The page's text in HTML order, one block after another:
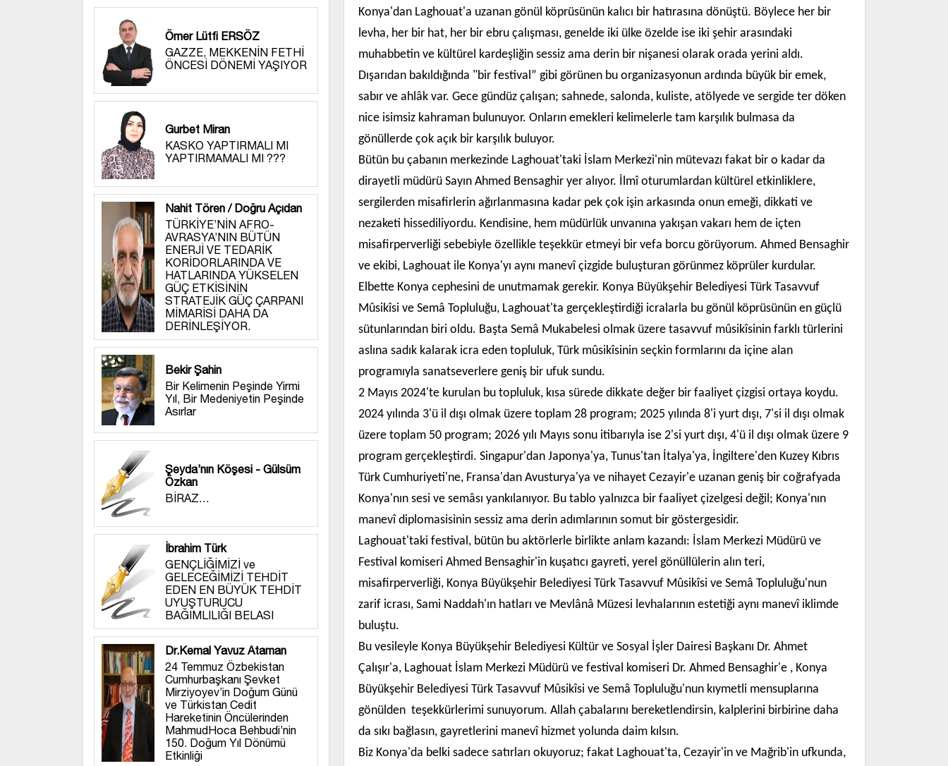
Ömer Lütfi ERSÖZ
GAZZE, MEKKENİN FETHİ
ÖNCESİ DÖNEMİ YAŞIYOR
Gurbet Miran
KASKO YAPTIRMALI MI
YAPTIRMAMALI MI ???
Nahit Tören / Doğru Açıdan
TÜRKİYE’NİN AFRO-
AVRASYA’NIN BÜTÜN
ENERJİ VE TEDARİK
KORİDORLARINDA VE
HATLARINDA YÜKSELEN
GÜÇ ETKİSİNİN
STRATEJİK GÜÇ ÇARPANI
MİMARİSİ DAHA DA
DERİNLEŞİYOR.
Bekir Şahin
Bir Kelimenin Peşinde Yirmi
Yıl, Bir Medeniyetin Peşinde
Asırlar
Şeyda’nın Köşesi - Gülsüm
Özkan
BİRAZ…
İbrahim Türk
GENÇLİĞİMİZİ ve
GELECEĞİMİZİ TEHDİT
EDEN EN BÜYÜK TEHDİT
UYUŞTURUCU
BAĞIMLILIĞI BELASI
Dr.Kemal Yavuz Ataman
24 Temmuz Özbekistan
Cumhurbaşkanı Şevket
Mirziyoyev’in Doğum Günü
ve Türkistan Cedit
Hareketinin Öncülerinden
MahmudHoca Behbudi’nin
150. Doğum Yıl Dönümü
Etkinliği
Konya'dan Laghouat'a uzanan gönül köprüsünün kalıcı bir hatırasına dönüştü. Böylece her bir
levha, her bir hat, her bir ebru çalışması, genelde iki ülke özelde ise iki şehir arasındaki
muhabbetin ve kültürel kardeşliğin sessiz ama derin bir nişanesi olarak orada yerini aldı.
Dışarıdan bakıldığında "bir festival” gibi görünen bu organizasyonun ardında büyük bir emek,
sabır ve ahlâk var. Gece gündüz çalışan; sahnede, salonda, kuliste, atölyede ve sergide ter döken
nice isimsiz kahraman bulunuyor. Onların emekleri kelimelerle tam karşılık bulmasa da
gönüllerde çok açık bir karşılık buluyor.
Bütün bu çabanın merkezinde Laghouat'taki İslam Merkezi'nin mütevazı fakat bir o kadar da
dirayetli müdürü Sayın Ahmed Bensaghir yer alıyor. İlmî oturumlardan kültürel etkinliklere,
sergilerden misafirlerin ağırlanmasına kadar pek çok işin arkasında onun emeği, dikkati ve
nezaketi hissediliyordu. Kendisine, hem müdürlük unvanına yakışan vakarı hem de içten
misafirperverliği sebebiyle özellikle teşekkür etmeyi bir vefa borcu görüyorum. Ahmed Bensaghir
ve ekibi, Laghouat ile Konya'yı aynı manevî çizgide buluşturan görünmez köprüler kurdular.
Elbette Konya cephesini de unutmamak gerekir. Konya Büyükşehir Belediyesi Türk Tasavvuf
Mûsikîsi ve Semâ Topluluğu, Laghouat'ta gerçekleştirdiği icralarla bu gönül köprüsünün en güçlü
sütunlarından biri oldu. Başta Semâ Mukabelesi olmak üzere tasavvuf mûsikîsinin farklı türlerini
aslına sadık kalarak icra eden topluluk, Türk mûsikîsinin seçkin formlarını da içine alan
programıyla sanatseverlere geniş bir ufuk sundu.
2 Mayıs 2024'te kurulan bu topluluk, kısa sürede dikkate değer bir faaliyet çizgisi ortaya koydu.
2024 yılında 3'ü il dışı olmak üzere toplam 28 program; 2025 yılında 8'i yurt dışı, 7'si il dışı olmak
üzere toplam 50 program; 2026 yılı Mayıs sonu itibarıyla ise 2'si yurt dışı, 4'ü il dışı olmak üzere 9
program gerçekleştirdi. Singapur'dan Japonya'ya, Tunus'tan İtalya'ya, İngiltere'den Kuzey Kıbrıs
Türk Cumhuriyeti'ne, Fransa'dan Avusturya'ya ve nihayet Cezayir'e uzanan geniş bir coğrafyada
Konya'nın sesi ve semâsı yankılanıyor. Bu tablo yalnızca bir faaliyet çizelgesi değil; Konya'nın
manevî diplomasisinin sessiz ama derin adımlarının somut bir göstergesidir.
Laghouat'taki festival, bütün bu aktörlerle birlikte anlam kazandı: İslam Merkezi Müdürü ve
Festival komiseri Ahmed Bensaghir'in kuşatıcı gayreti, yerel gönüllülerin alın teri,
misafirperverliği, Konya Büyükşehir Belediyesi Türk Tasavvuf Mûsikîsi ve Semâ Topluluğu'nun
zarif icrası, Sami Naddah'ın hatları ve Mevlânâ Müzesi levhalarının estetiği aynı manevî iklimde
buluştu.
Bu vesileyle Konya Büyükşehir Belediyesi Kültür ve Sosyal İşler Dairesi Başkanı Dr. Ahmet
Çalışır'a, Laghouat İslam Merkezi Müdürü ve festival komiseri Dr. Ahmed Bensaghir'e , Konya
Büyükşehir Belediyesi Türk Tasavvuf Mûsikîsi ve Semâ Topluluğu'nun kıymetli mensuplarına
gönülden teşekkürlerimi sunuyorum. Allah çabalarını bereketlendirsin, kalplerini birbirine daha
da sıkı bağlasın, gayretlerini manevî hizmet yolunda daim kılsın.
Biz Konya'da belki sadece satırları okuyoruz; fakat Laghouat'ta, Cezayir'in ve Mağrib'in ufkunda,